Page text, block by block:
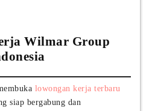
Wilmar Group
lowongan kerja terbaru
siap bergabung dan